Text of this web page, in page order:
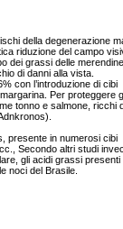
della degenerazione
riduzione del campo
dei grassi delle
di danni alla vista.
con l’introduzione di cibi
Per proteggere
tonno e salmone, ricchi
presente in numerosi cibi
Secondo altri studi
gli acidi grassi presenti
noci del Brasile.